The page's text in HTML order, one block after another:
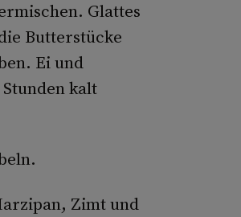
Glattes
Butterstücke
Ei und
kalt
Zimt und